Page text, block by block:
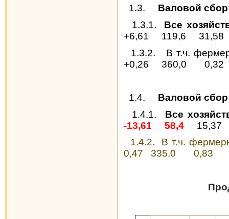
1.3.
Валовой
1.3.1.
Все
+6,61
119,6
31,58
1.3.2.
В т.ч.
+0,26
360,0 0,32
1.4.
Валовой
1.4.1.
Все
-13,61
58,4
15,37
1.4.2.
В т.ч.
0,47
335,0 0,83